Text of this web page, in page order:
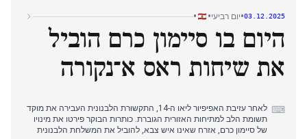
דברי הפרידה שלו בשדה התעופה של ביירות הדגישו כי "לבנון היא יותר
ממדינה; היא מסר", לצד תפילות לשלום בדרום. במקביל, דווח על כך
שהאפיפיור פנה לחזבאללה, ודחק בו לדיאלוג ולפירוק מנשק. על רקע
ביקור האפיפיור, המשיכו להתפשט חששות מהסלמה ישראלית אפשרית
וממלחמה רב-חזיתית הכוללת את לבנון.
03.12.2025
•יום רביעי•
•
היום בו סיימון כרם הוביל
את שיחות ראס א־נקורה
⌨
לאחר עזיבת האפיפיור ליאו ה-14, התקשורת הלבנונית העבירה את מוקד
תשומת הלב למתיחות האזורית הגוברת. כותרות הבוקר פירטו את מינויו
של סיימון כרם, אזרח שאינו איש צבא, להוביל את המשלחת הלבנונית